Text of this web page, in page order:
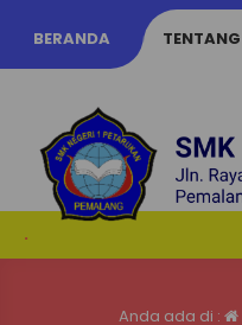
BERANDA TENTANG
.
Anda ada di :